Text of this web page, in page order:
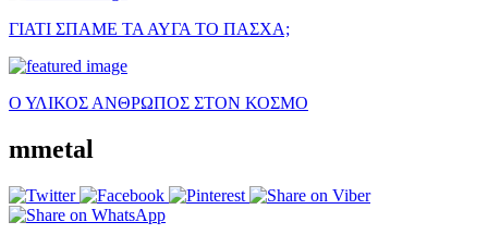
ΓΙΑΤΙ ΣΠΑΜΕ ΤΑ ΑΥΓΑ ΤΟ ΠΑΣΧΑ;
Ο ΥΛΙΚΟΣ ΑΝΘΡΩΠΟΣ ΣΤΟΝ ΚΟΣΜΟ
mmetal